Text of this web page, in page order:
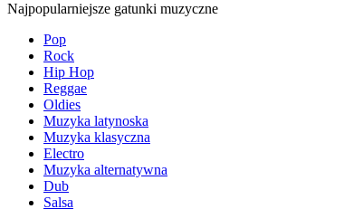
Najpopularniejsze gatunki muzyczne
Pop
Rock
Hip Hop
Reggae
Oldies
Muzyka latynoska
Muzyka klasyczna
Electro
Muzyka alternatywna
Dub
Salsa